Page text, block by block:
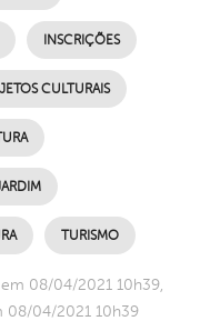
INSCRIÇÕES
CULTURAIS
TURISMO
08/04/2021 10h39,
08/04/2021 10h39